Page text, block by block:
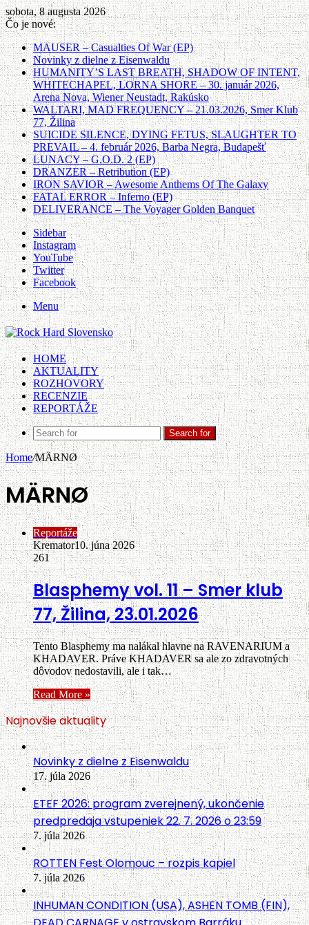
sobota, 8 augusta 2026
Čo je nové:
MAUSER – Casualties Of War (EP)
Novinky z dielne z Eisenwaldu
HUMANITY’S LAST BREATH, SHADOW OF INTENT,
WHITECHAPEL, LORNA SHORE – 30. január 2026,
Arena Nova, Wiener Neustadt, Rakúsko
WALTARI, MAD FREQUENCY – 21.03.2026, Smer Klub
77, Žilina
SUICIDE SILENCE, DYING FETUS, SLAUGHTER TO
PREVAIL – 4. február 2026, Barba Negra, Budapešť
LUNACY – G.O.D. 2 (EP)
DRANZER – Retribution (EP)
IRON SAVIOR – Awesome Anthems Of The Galaxy
FATAL ERROR – Inferno (EP)
DELIVERANCE – The Voyager Golden Banquet
Sidebar
Instagram
YouTube
Twitter
Facebook
Menu
HOME
AKTUALITY
ROZHOVORY
RECENZIE
REPORTÁŽE
Search for
Home/MÄRNØ
MÄRNØ
Reportáže
Kremator10. júna 2026
261
Blasphemy vol. 11 – Smer klub
77, Žilina, 23.01.2026
Tento Blasphemy ma nalákal hlavne na RAVENARIUM a
KHADAVER. Práve KHADAVER sa ale zo zdravotných
dôvodov nedostavili, ale i tak…
Read More »
Najnovšie aktuality
Novinky z dielne z Eisenwaldu
17. júla 2026
ETEF 2026: program zverejnený, ukončenie
predpredaja vstupeniek 22. 7. 2026 o 23:59
7. júla 2026
ROTTEN Fest Olomouc – rozpis kapiel
7. júla 2026
INHUMAN CONDITION (USA), ASHEN TOMB (FIN),